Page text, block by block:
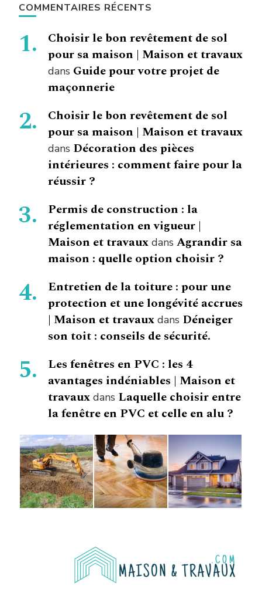
COMMENTAIRES RÉCENTS
Choisir le bon revêtement de sol
pour sa maison | Maison et travaux
dans Guide pour votre projet de
maçonnerie
Choisir le bon revêtement de sol
pour sa maison | Maison et travaux
dans Décoration des pièces
intérieures : comment faire pour la
réussir ?
Permis de construction : la
réglementation en vigueur |
Maison et travaux dans Agrandir sa
maison : quelle option choisir ?
Entretien de la toiture : pour une
protection et une longévité accrues
| Maison et travaux dans Déneiger
son toit : conseils de sécurité.
Les fenêtres en PVC : les 4
avantages indéniables | Maison et
travaux dans Laquelle choisir entre
la fenêtre en PVC et celle en alu ?